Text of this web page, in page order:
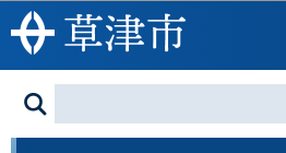
このページの本文